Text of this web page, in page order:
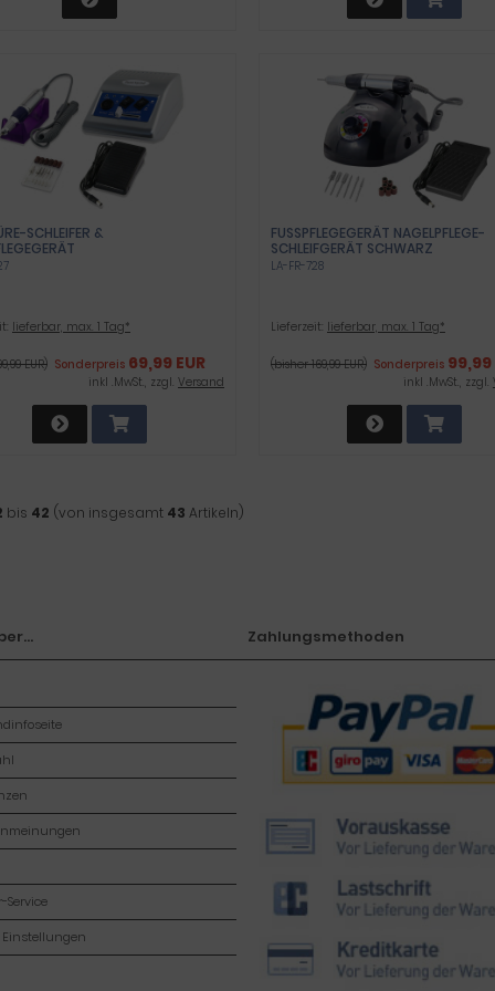
SCHLEIFER &
lieferbar, max. 1 Tag*
EUR) Sonderpreis 69,99 EUR
inkl .MwSt., zzgl. Versand
FUSSPFLEGEGERÄT NAGELPFLEGE-S
CHLEIFGERÄT SCHWARZ
LA-FR-728
Lieferzeit: lieferbar, max. 1 Tag*
(bisher 169,99 EUR) Sonderpreis99,99
inkl .MwSt., zzgl.
bis 42 (von insgesamt 43 Artikeln)
Service
Einstellungen
Zahlungsmethoden